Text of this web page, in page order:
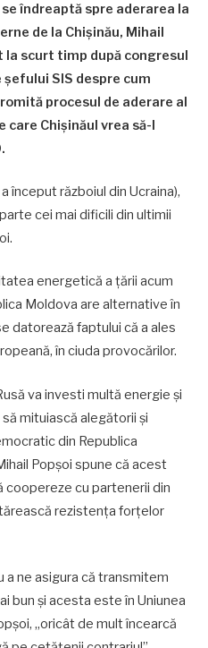
îndreaptă spre aderarea la
de la Chișinău, Mihail
la scurt timp după congresul
SIS despre cum
procesul de aderare al
care Chișinăul vrea să-l
început războiul din Ucraina),
cei mai dificili din ultimii
energetică a țării acum
Moldova are alternative în
datorează faptului că a ales
în ciuda provocărilor.
va investi multă energie și
mituiască alegătorii și
din Republica
Popșoi spune că acest
coopereze cu partenerii din
rezistența forțelor
ne asigura că transmitem
bun și acesta este în Uniunea
„oricât de mult încearcă